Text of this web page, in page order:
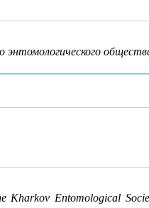
энтомологического
Kharkov Entomological